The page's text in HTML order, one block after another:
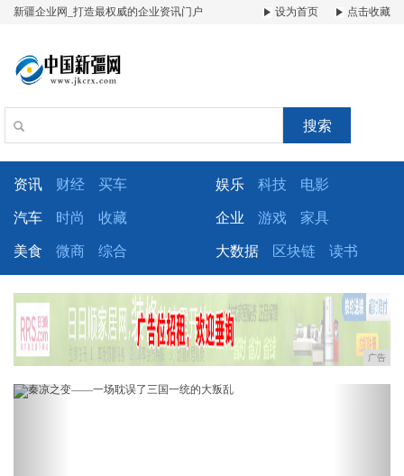
新疆企业网_打造最权威的企业资讯门户 设为首页 点击收藏
搜索
资讯 财经 买车 娱乐 科技 电影
汽车 时尚 收藏 企业 游戏 家具
美食 微商 综合 大数据 区块链 读书
广告
Previous